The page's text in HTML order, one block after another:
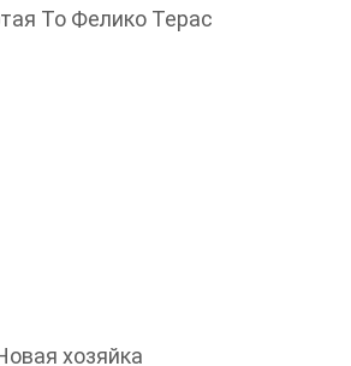
То Фелико Терас
хозяйка